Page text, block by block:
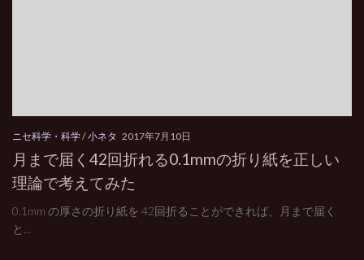
ニセ科学・科学/小ネタ 2017年7月10日
月まで届く42回折れる0.1mmの折り紙を正しい
理論で考えてみた
0.1mm の厚さの折り紙を 42回折ることができれば、月まで届く
と...